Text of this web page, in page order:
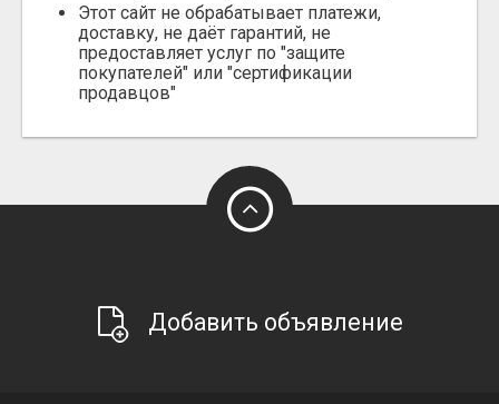
Этот сайт не обрабатывает платежи,
доставку, не даёт гарантий, не
предоставляет услуг по "защите
покупателей" или "сертификации
продавцов"
Добавить объявление